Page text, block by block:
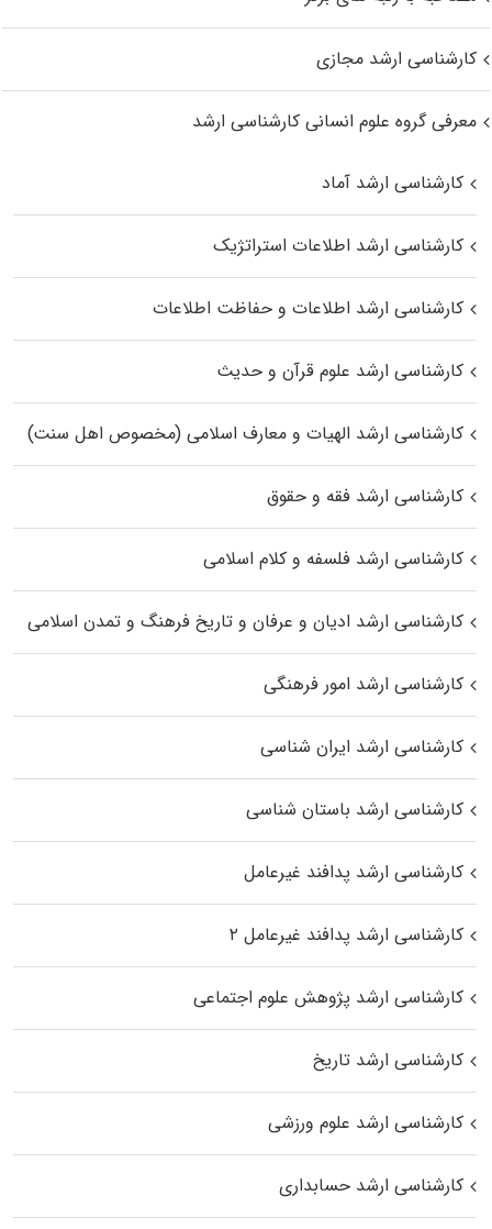
کارشناسی ارشد مجازی
معرفی گروه علوم انسانی کارشناسی ارشد
کارشناسی ارشد آماد
کارشناسی ارشد اطلاعات استراتژیک
کارشناسی ارشد اطلاعات و حفاظت اطلاعات
کارشناسی ارشد علوم قرآن و حدیث
کارشناسی ارشد الهیات و معارف اسلامی (مخصوص اهل سنت)
کارشناسی ارشد فقه و حقوق
کارشناسی ارشد فلسفه و کلام اسلامی
کارشناسی ارشد ادیان و عرفان و تاریخ فرهنگ و تمدن اسلامی
کارشناسی ارشد امور فرهنگی
کارشناسی ارشد ایران شناسی
کارشناسی ارشد باستان شناسی
کارشناسی ارشد پدافند غیرعامل
کارشناسی ارشد پدافند غیرعامل ۲
کارشناسی ارشد پژوهش علوم اجتماعی
کارشناسی ارشد تاریخ
کارشناسی ارشد علوم ورزشی
کارشناسی ارشد حسابداری